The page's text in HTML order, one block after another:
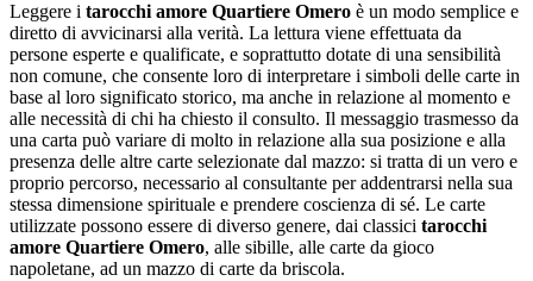
Leggere i tarocchi amore Quartiere Omero è un modo semplice e
diretto di avvicinarsi alla verità. La lettura viene effettuata da
persone esperte e qualificate, e soprattutto dotate di una sensibilità
non comune, che consente loro di interpretare i simboli delle carte in
base al loro significato storico, ma anche in relazione al momento e
alle necessità di chi ha chiesto il consulto. Il messaggio trasmesso da
una carta può variare di molto in relazione alla sua posizione e alla
presenza delle altre carte selezionate dal mazzo: si tratta di un vero e
proprio percorso, necessario al consultante per addentrarsi nella sua
stessa dimensione spirituale e prendere coscienza di sé. Le carte
utilizzate possono essere di diverso genere, dai classici tarocchi
amore Quartiere Omero, alle sibille, alle carte da gioco
napoletane, ad un mazzo di carte da briscola.